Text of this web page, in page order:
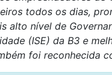
todos os dias,
alto nível de
(ISE) da B3 e
foi reconhecida